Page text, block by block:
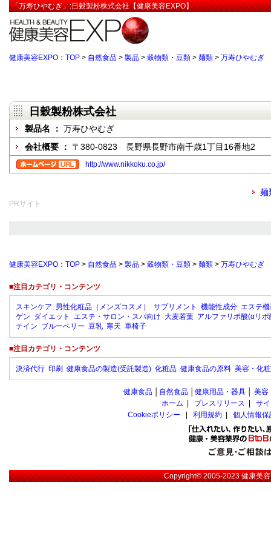
「万寿ひやむぎ」:日穀製粉株式会社【健康美容EXPO】
健康美容EXPO：TOP > 自然食品 > 製品 > 穀物類・豆類 > 麺類 > 万寿ひやむぎ
日穀製粉株式会社
製品名 ： 万寿ひやむぎ
会社概要 ： 〒380-0823 長野県長野市南千歳1丁目16番地2
http://www.nikkoku.co.jp/
麺
PRサイト
健康美容EXPO：TOP > 自然食品 > 製品 > 穀物類・豆類 > 麺類 > 万寿ひやむぎ
■注目カテゴリ・コンテンツ
スキンケア 男性化粧品（メンズコスメ） サプリメント 機能性成分 エステ
ゲン ダイエット エステ・サロン・スパ向け 大麦若葉 アルファリポ酸(αリポ
テイン ブルーベリー 豆乳 寒天 車椅子
■注目カテゴリ・コンテンツ
決済代行 印刷 健康食品の製造(受託製造) 化粧品 健康食品の原料 美容・化
健康食品 自然食品 健康用品・器具 美容
ホーム
プレスリリース
サ
Cookieポリシー
利用規約 個人情報
Copyright© 2005-2023健康美